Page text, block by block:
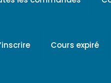
Cours expiré